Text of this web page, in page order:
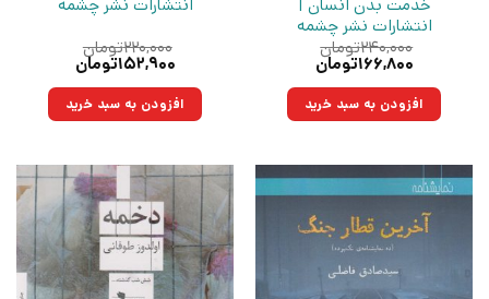
خدمت بدن انسان |
انتشارات نشر چشمه
۲۴۰,۰۰۰تومان
قیمت
۲۴۰,۰۰۰تومان
بود.
۱۶۶,۸۰۰تومان
۱۶۶,۸۰۰تومان.افزودن به سبد خرید
انتشارات نشر چشمه
۲۲۰,۰۰۰تومان
قیمت
۲۲۰,۰۰۰تومان
بود.
۱۵۲,۹۰۰تومان
۱۵۲,۹۰۰تومان.افزودن به سبد خرید